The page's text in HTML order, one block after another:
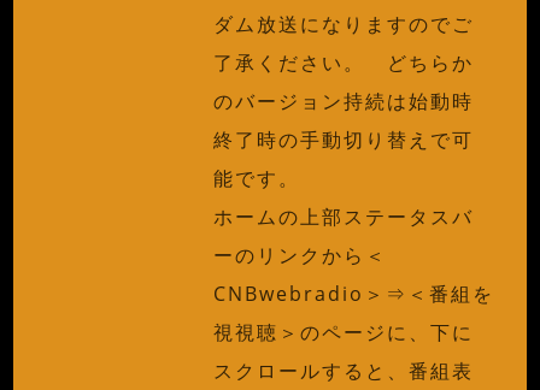
ダム放送になりますのでご
了承ください。 どちらか
のバージョン持続は始動時
終了時の手動切り替えで可
能です。
ホームの上部ステータスバ
ーのリンクから＜
CNBwebradio＞⇒＜番組を
視視聴＞のページに、下に
スクロールすると、番組表